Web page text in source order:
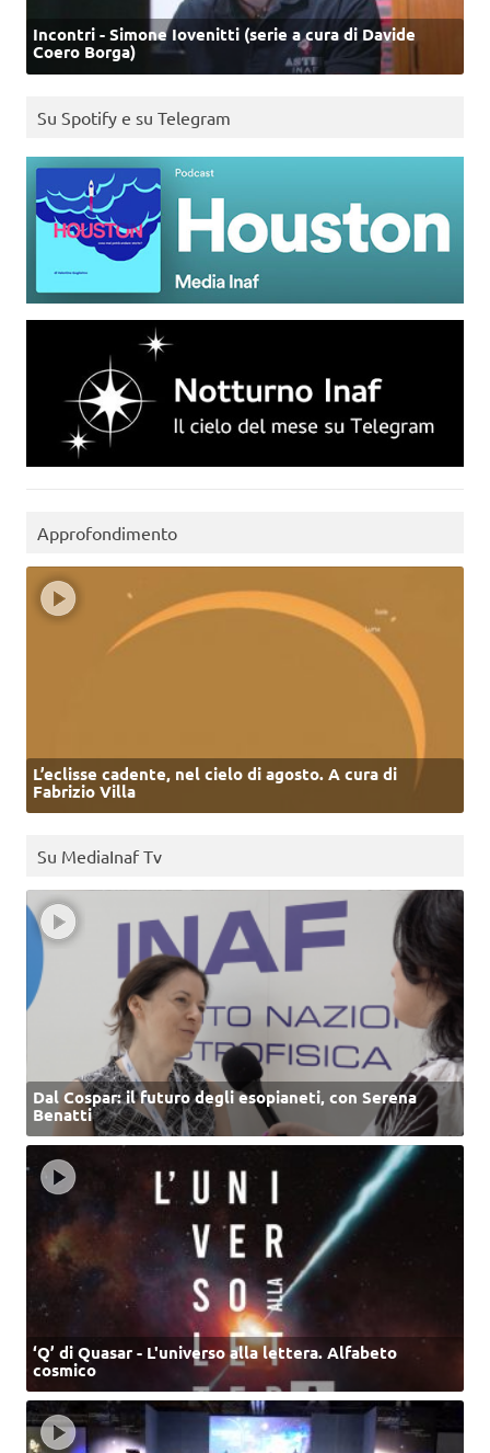
Incontri - Simone Iovenitti (serie a cura di Davide
Coero Borga)
Su Spotify e su Telegram
Approfondimento
L’eclisse cadente, nel cielo di agosto. A cura di
Fabrizio Villa
Su MediaInaf Tv
Dal Cospar: il futuro degli esopianeti, con Serena
Benatti
‘Q’ di Quasar - L'universo alla lettera. Alfabeto
cosmico